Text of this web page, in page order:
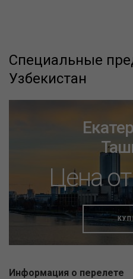
Специальные
Узбекистан
Цена
Информация о перелете